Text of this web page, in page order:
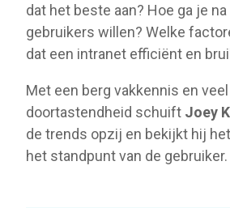
dat het beste aan? Hoe ga je
gebruikers willen? Welke
dat een intranet efficiënt en
Met een berg vakkennis en veel
doortastendheid schuift Joey
de trends opzij en bekijkt hij
het standpunt van de gebruiker.